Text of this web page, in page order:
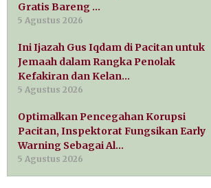
Gratis Bareng …
5 Agustus 2026
Ini Ijazah Gus Iqdam di Pacitan untuk
Jemaah dalam Rangka Penolak
Kefakiran dan Kelan…
5 Agustus 2026
Optimalkan Pencegahan Korupsi
Pacitan, Inspektorat Fungsikan Early
Warning Sebagai Al…
5 Agustus 2026